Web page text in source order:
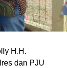
H.H.
dan PJU